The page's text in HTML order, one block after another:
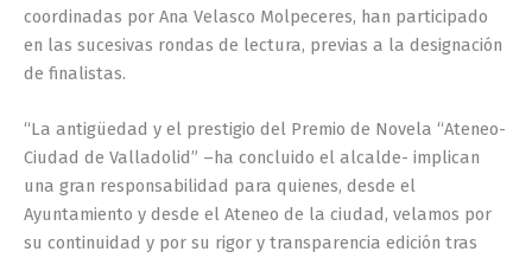
coordinadas por Ana Velasco Molpeceres, han participado
en las sucesivas rondas de lectura, previas a la designación
de finalistas.
“La antigüedad y el prestigio del Premio de Novela “Ateneo-
Ciudad de Valladolid” –ha concluido el alcalde- implican
una gran responsabilidad para quienes, desde el
Ayuntamiento y desde el Ateneo de la ciudad, velamos por
su continuidad y por su rigor y transparencia edición tras